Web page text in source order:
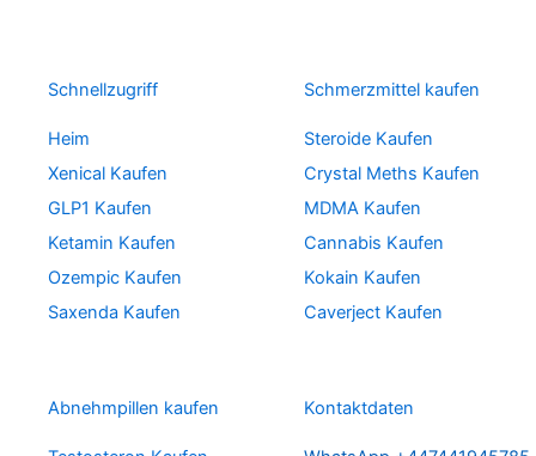
Schnellzugriff
Heim
Xenical Kaufen
GLP1 Kaufen
Ketamin Kaufen
Ozempic Kaufen
Saxenda Kaufen
Schmerzmittel kaufen
Steroide Kaufen
Crystal Meths Kaufen
MDMA Kaufen
Cannabis Kaufen
Kokain Kaufen
Caverject Kaufen
Abnehmpillen kaufen Kontaktdaten